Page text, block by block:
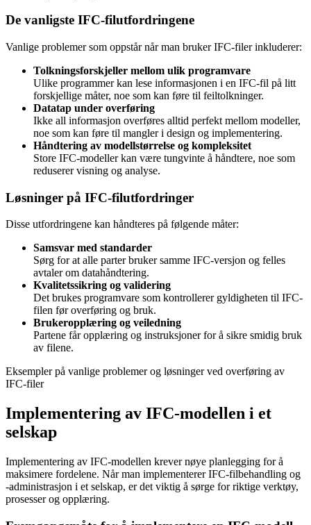
De vanligste IFC-filutfordringene
Vanlige problemer som oppstår når man bruker IFC-filer inkluderer:
Tolkningsforskjeller mellom ulik programvare
Ulike programmer kan lese informasjonen i en IFC-fil på litt
forskjellige måter, noe som kan føre til feiltolkninger.
Datatap under overføring
Ikke all informasjon overføres alltid perfekt mellom modeller,
noe som kan føre til mangler i design og implementering.
Håndtering av modellstørrelse og kompleksitet
Store IFC-modeller kan være tungvinte å håndtere, noe som
reduserer visning og analyse.
Løsninger på IFC-filutfordringer
Disse utfordringene kan håndteres på følgende måter:
Samsvar med standarder
Sørg for at alle parter bruker samme IFC-versjon og felles
avtaler om datahåndtering.
Kvalitetssikring og validering
Det brukes programvare som kontrollerer gyldigheten til IFC-
filen før overføring og bruk.
Brukeropplæring og veiledning
Partene får opplæring og instruksjoner for å sikre smidig bruk
av filene.
Eksempler på vanlige problemer og løsninger ved overføring av
IFC-filer
Implementering av IFC-modellen i et
selskap
Implementering av IFC-modellen krever nøye planlegging for å
maksimere fordelene. Når man implementerer IFC-filbehandling og
-administrasjon i et selskap, er det viktig å sørge for riktige verktøy,
prosesser og opplæring.